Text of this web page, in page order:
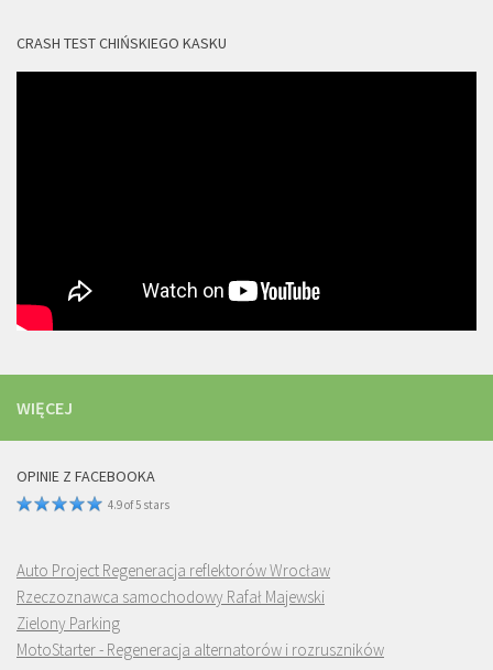
CRASH TEST CHIŃSKIEGO KASKU
WIĘCEJ
OPINIE Z FACEBOOKA
4.9 of 5 stars
Auto Project Regeneracja reflektorów Wrocław
Rzeczoznawca samochodowy Rafał Majewski
Zielony Parking
MotoStarter - Regeneracja alternatorów i rozruszników